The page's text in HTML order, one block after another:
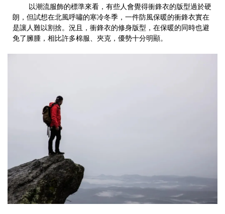
以潮流服飾的標準來看，有些人會覺得衝鋒衣的版型過於硬
朗，但試想在北風呼嘯的寒冷冬季，一件防風保暖的衝鋒衣實在
是讓人難以割捨。況且，衝鋒衣的修身版型，在保暖的同時也避
免了臃腫，相比許多棉服、夾克，優勢十分明顯。